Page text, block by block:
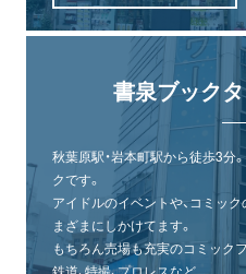
書泉ブックタ
秋葉原駅・岩本町駅から徒歩3分
クです。
アイドルのイベントや、コミッ
まざまにしかけてます。
もちろん売場も充実のコミック